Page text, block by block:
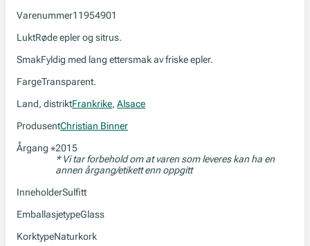
Varenummer11954901
LuktRøde epler og sitrus.
SmakFyldig med lang ettersmak av friske epler.
FargeTransparent.
Land, distriktFrankrike, Alsace
ProdusentChristian Binner
Årgang *2015
* Vi tar forbehold om at varen som leveres kan ha en
annen årgang/etikett enn oppgitt
InneholderSulfitt
EmballasjetypeGlass
KorktypeNaturkork